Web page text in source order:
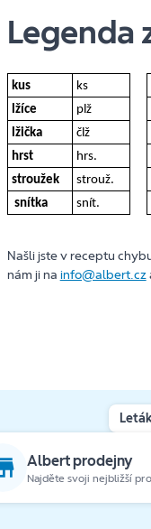
Legenda
kus ks
lžíce
plž
lžička
člž
hrst
hrs.
stroužek
strouž.
snítka
snít.
Našli jste v receptu
nám ji na info@albert.cz
Albert prodejny
Najděte svoji nejbližší